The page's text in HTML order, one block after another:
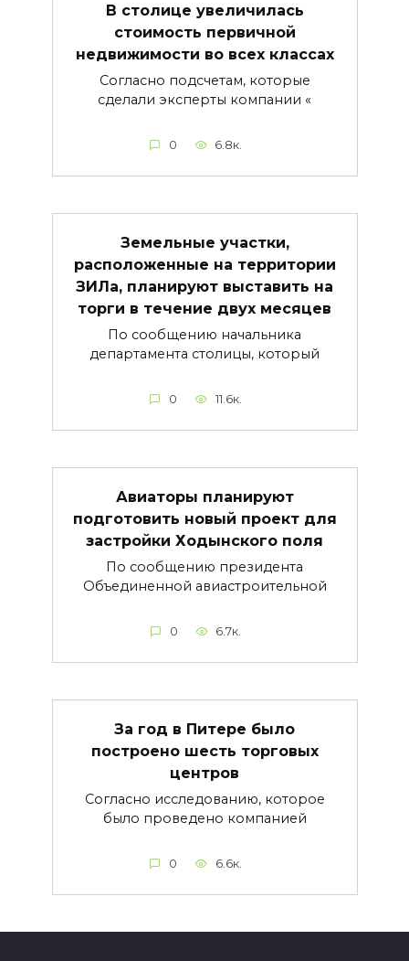
В столице увеличилась
стоимость первичной
недвижимости во всех классах
Согласно подсчетам, которые
сделали эксперты компании «
0 6.8к.
Земельные участки,
расположенные на территории
ЗИЛа, планируют выставить на
торги в течение двух месяцев
По сообщению начальника
департамента столицы, который
0 11.6к.
Авиаторы планируют
подготовить новый проект для
застройки Ходынского поля
По сообщению президента
Объединенной авиастроительной
0 6.7к.
За год в Питере было
построено шесть торговых
центров
Согласно исследованию, которое
было проведено компанией
0 6.6к.